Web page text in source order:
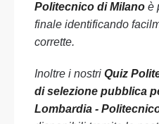
Politecnico di Milano è
finale identificando
corrette.
Inoltre i nostri Quiz
di selezione pubblica
Lombardia -